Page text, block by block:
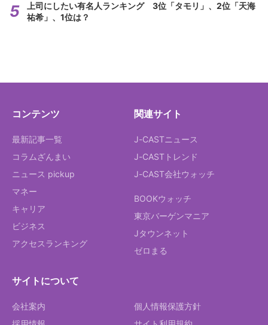
上司にしたい有名人ランキング 3位「タモリ」、2位「天海
祐希」、1位は？
コンテンツ
最新記事一覧
コラムざんまい
ニュース pickup
マネー
キャリア
ビジネス
アクセスランキング
関連サイト
J-CASTニュース
J-CASTトレンド
J-CAST会社ウォッチ
BOOKウォッチ
東京バーゲンマニア
Jタウンネット
ゼロまる
サイトについて
会社案内
個人情報保護方針